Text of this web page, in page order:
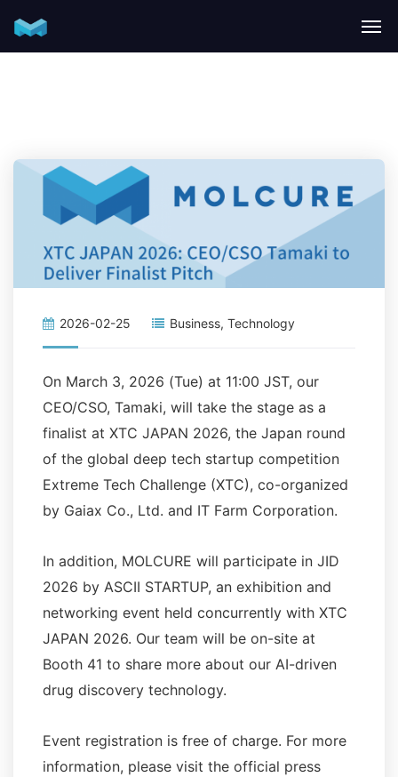
2026-02-25 Business, Technology
On March 3, 2026 (Tue) at 11:00 JST, our
CEO/CSO, Tamaki, will take the stage as a
finalist at XTC JAPAN 2026, the Japan round
of the global deep tech startup competition
Extreme Tech Challenge (XTC), co-organized
by Gaiax Co., Ltd. and IT Farm Corporation.
In addition, MOLCURE will participate in JID
2026 by ASCII STARTUP, an exhibition and
networking event held concurrently with XTC
JAPAN 2026. Our team will be on-site at
Booth 41 to share more about our AI-driven
drug discovery technology.
Event registration is free of charge. For more
information, please visit the official press